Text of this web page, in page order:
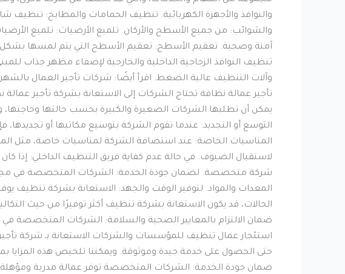
والنوافذ والأجهزة الكهربائية. تنظيف الحمامات والمطابخ: تنظيف
والشوائب: من جميع الأسطح والأركان. تلميع الأرضيات: تلميع
آمنة وصحية. تعقيم الأسطح: تعقيم الأسطح التي يتم لمسها بشكل
تنظيف النوافذ الزجاجية الداخلية والخارجية لإضفاء مظهر جذاب
وآلات التنظيف عالية الضغط. اقرأ أيضًا: شركات تأجير العمال
تأجير عمالة نظافة تحتاج الشركات إلى الاستعانة بشركة تأجير
يمكن أن تطلبها الشركات الصغيرة والكبيرة بحسب حالتها وحاجتها،
التوسع أو التجديد: عندما تقوم الشركة بتوسيع مكاتبها أو تجديدها،
المناسبات الخاصة: عند استضافة الشركة لمناسبات خاصة، مثل
لاستقبال الضيوف. في حالة عدم كفاية فريق التنظيف الداخلي: إذا
شركة متخصصة. لضمان جودة الخدمة: الشركات المتخصصة في مجال
المعدات والمواد. لتوفير الوقت والجهد: الاستعانة بشركة تنظيف
الحالات، قد يكون الاستعانة بشركة تنظيف أكثر توفيرًا من حيث
ضمان الالتزام بالمعايير الصحية والسلامة: الشركات المتخصصة
استئجار عمال تنظيف للمؤسسات والشركات الاستعانة بـ شركة
حتى الحصول على خدمة جيدة وموثوقة. ويمكننا تلخيص هذه المزايا
ضمان جودة الخدمة: الشركات المتخصصة توفر عمالة مدربة